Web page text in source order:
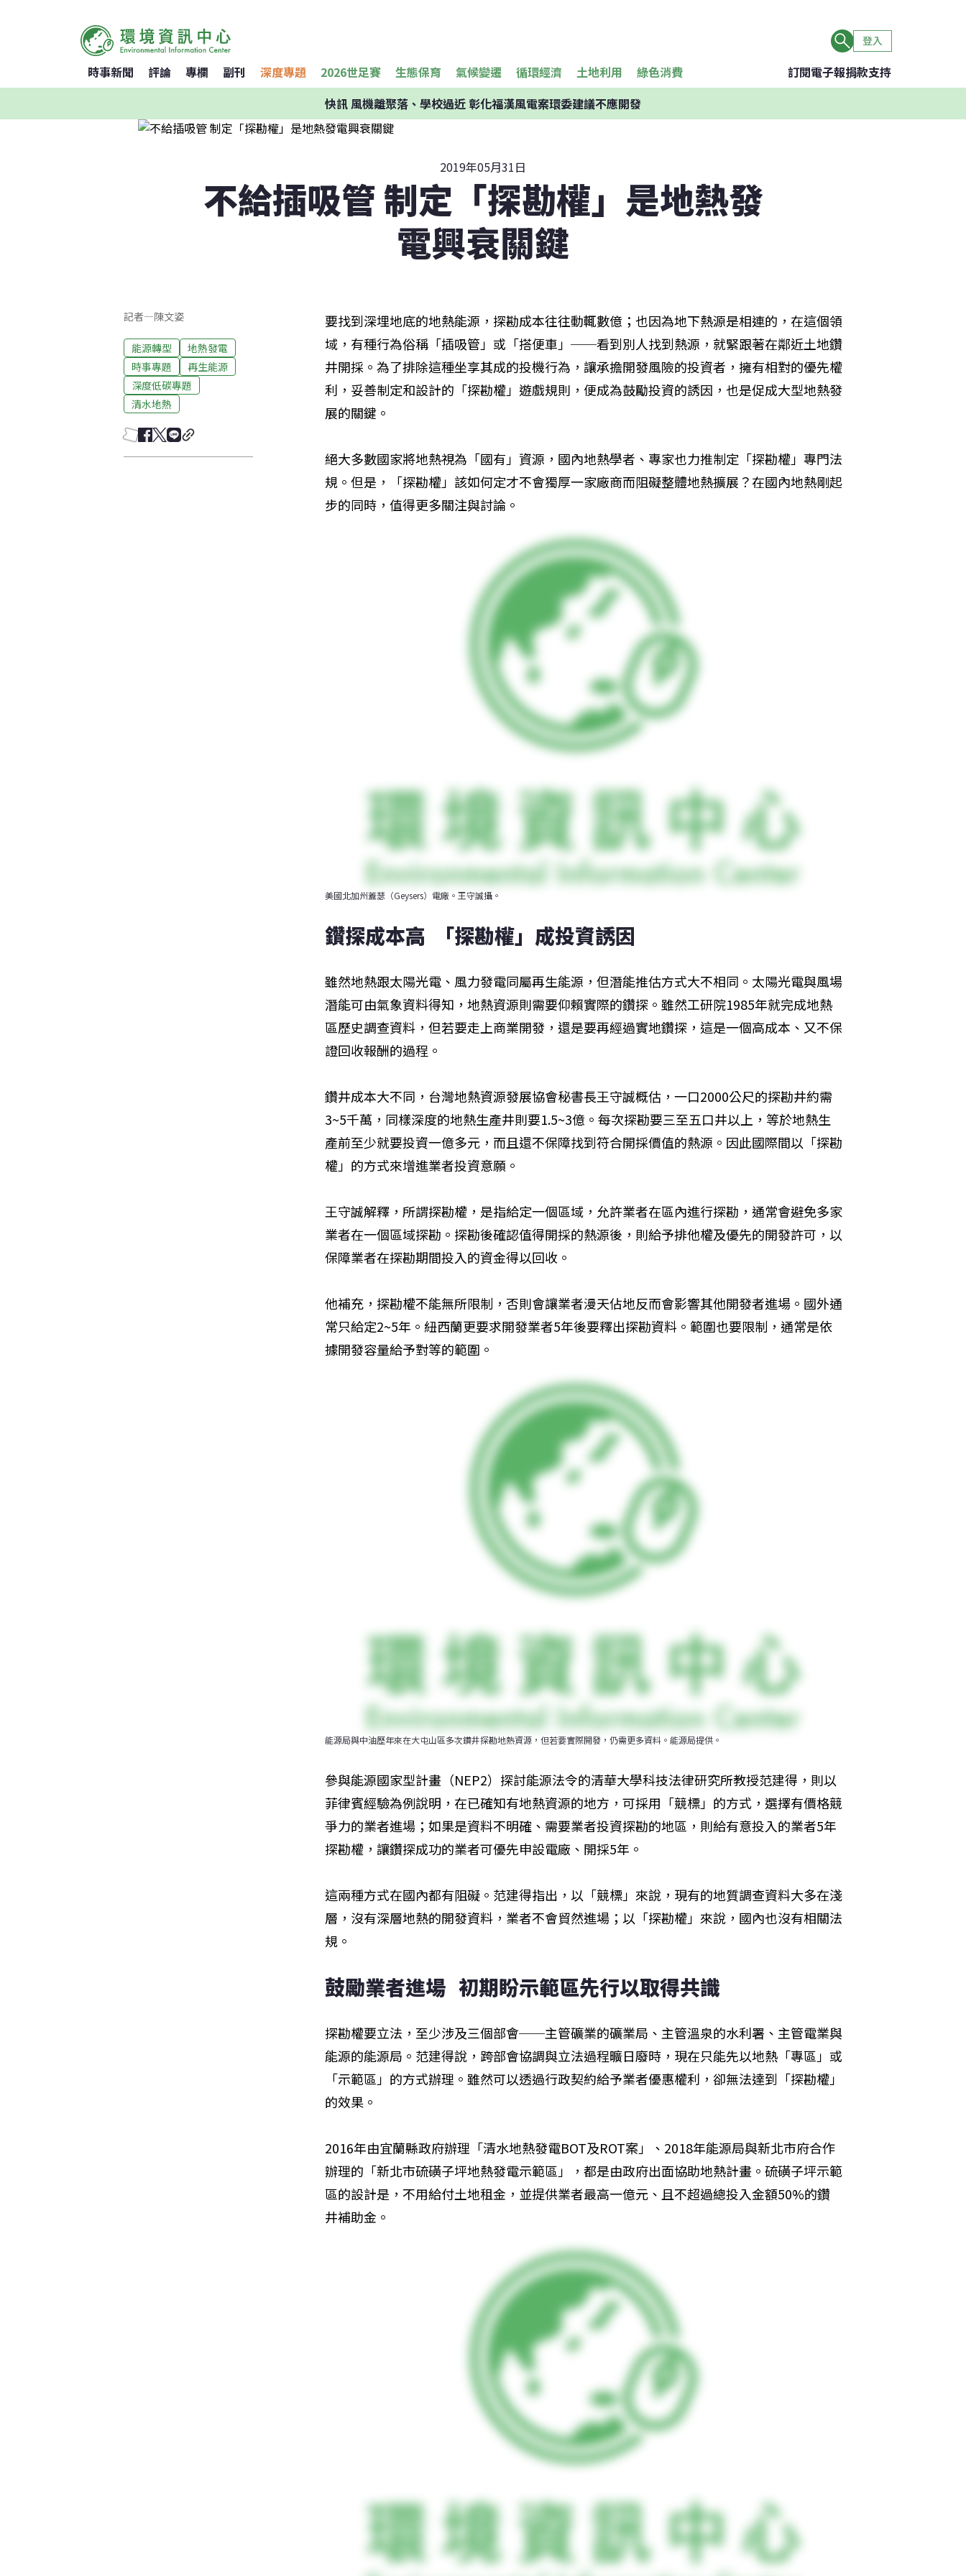
登入
時事新聞 評論 專欄 副刊 深度專題 2026世足賽 生態保育 氣候變遷 循環經濟 土地利用 綠色消費 訂閱電子報捐款支持
快訊風機離聚落、學校過近 彰化福漢風電案環委建議不應開發
2019年05月31日
不給插吸管 制定「探勘權」是地熱發
電興衰關鍵
記者—陳文姿
能源轉型
地熱發電
時事專題
再生能源
深度低碳專題
清水地熱
要找到深埋地底的地熱能源，探勘成本往往動輒數億；也因為地下熱源是相連的，在這個領
域，有種行為俗稱「插吸管」或「搭便車」──看到別人找到熱源，就緊跟著在鄰近土地鑽
井開採。為了排除這種坐享其成的投機行為，讓承擔開發風險的投資者，擁有相對的優先權
利，妥善制定和設計的「探勘權」遊戲規則，便成為鼓勵投資的誘因，也是促成大型地熱發
展的關鍵。
絕大多數國家將地熱視為「國有」資源，國內地熱學者、專家也力推制定「探勘權」專門法
規。但是，「探勘權」該如何定才不會獨厚一家廠商而阻礙整體地熱擴展？在國內地熱剛起
步的同時，值得更多關注與討論。
美國北加州蓋瑟（Geysers）電廠。王守誠攝。
鑽探成本高  「探勘權」成投資誘因
雖然地熱跟太陽光電、風力發電同屬再生能源，但潛能推估方式大不相同。太陽光電與風場
潛能可由氣象資料得知，地熱資源則需要仰賴實際的鑽探。雖然工研院1985年就完成地熱
區歷史調查資料，但若要走上商業開發，還是要再經過實地鑽探，這是一個高成本、又不保
證回收報酬的過程。
鑽井成本大不同，台灣地熱資源發展協會秘書長王守誠概估，一口2000公尺的探勘井約需
3~5千萬，同樣深度的地熱生產井則要1.5~3億。每次探勘要三至五口井以上，等於地熱生
產前至少就要投資一億多元，而且還不保障找到符合開採價值的熱源。因此國際間以「探勘
權」的方式來增進業者投資意願。
王守誠解釋，所謂探勘權，是指給定一個區域，允許業者在區內進行探勘，通常會避免多家
業者在一個區域探勘。探勘後確認值得開採的熱源後，則給予排他權及優先的開發許可，以
保障業者在探勘期間投入的資金得以回收。
他補充，探勘權不能無所限制，否則會讓業者漫天佔地反而會影響其他開發者進場。國外通
常只給定2~5年。紐西蘭更要求開發業者5年後要釋出探勘資料。範圍也要限制，通常是依
據開發容量給予對等的範圍。
能源局與中油歷年來在大屯山區多次鑽井探勘地熱資源，但若要實際開發，仍需更多資料。能源局提供。
參與能源國家型計畫（NEP2）探討能源法令的清華大學科技法律研究所教授范建得，則以
菲律賓經驗為例說明，在已確知有地熱資源的地方，可採用「競標」的方式，選擇有價格競
爭力的業者進場；如果是資料不明確、需要業者投資探勘的地區，則給有意投入的業者5年
探勘權，讓鑽探成功的業者可優先申設電廠、開採5年。
這兩種方式在國內都有阻礙。范建得指出，以「競標」來說，現有的地質調查資料大多在淺
層，沒有深層地熱的開發資料，業者不會貿然進場；以「探勘權」來說，國內也沒有相關法
規。
鼓勵業者進場   初期盼示範區先行以取得共識
探勘權要立法，至少涉及三個部會──主管礦業的礦業局、主管溫泉的水利署、主管電業與
能源的能源局。范建得說，跨部會協調與立法過程曠日廢時，現在只能先以地熱「專區」或
「示範區」的方式辦理。雖然可以透過行政契約給予業者優惠權利，卻無法達到「探勘權」
的效果。
2016年由宜蘭縣政府辦理「清水地熱發電BOT及ROT案」、2018年能源局與新北市府合作
辦理的「新北市硫磺子坪地熱發電示範區」，都是由政府出面協助地熱計畫。硫磺子坪示範
區的設計是，不用給付土地租金，並提供業者最高一億元、且不超過總投入金額50%的鑽
井補助金。